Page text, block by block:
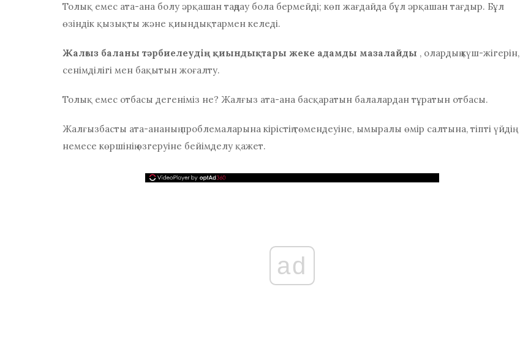
Толық емес ата-ана болу әрқашан таңдау бола бермейді; көп жағдайда бұл әрқашан тағдыр. Бұл
өзіндік қызықты және қиындықтармен келеді.
Жалғыз баланы тәрбиелеудің қиындықтары жеке адамды мазалайды , олардың күш-жігерін,
сенімділігі мен бақытын жоғалту.
Толық емес отбасы дегеніміз не? Жалғыз ата-ана басқаратын балалардан тұратын отбасы.
Жалғызбасты ата-ананың проблемаларына кірістің төмендеуіне, ымыралы өмір салтына, тіпті үйдің
немесе көршінің өзгеруіне бейімделу қажет.
ad